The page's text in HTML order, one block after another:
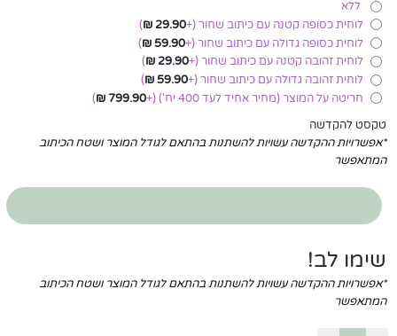
ללא
לוחית כסופה קטנה עם כיתוב שחור(+
29.90
₪
)
לוחית כסופה גדולה עם כיתוב שחור(+
59.90
₪
)
לוחית זהובה קטנה עם כיתוב שחור(+
29.90
₪
)
לוחית זהובה גדולה עם כיתוב שחור(+
59.90
₪
)
חריטה על המוצר (מחיר אחיד לעד 400 יח')
(+
799.90
₪
)
טקסט להקדשה
*אפשרויות ההקדשה עשויות להשתנות בהתאם לגודל המוצר ושטח הכיתוב
המתאפשר
שימו לב!
*אפשרויות ההקדשה עשויות להשתנות בהתאם לגודל המוצר ושטח הכיתוב
המתאפשר